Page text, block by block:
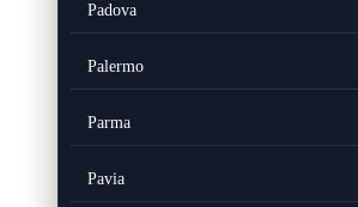
Padova
Palermo
Parma
Pavia